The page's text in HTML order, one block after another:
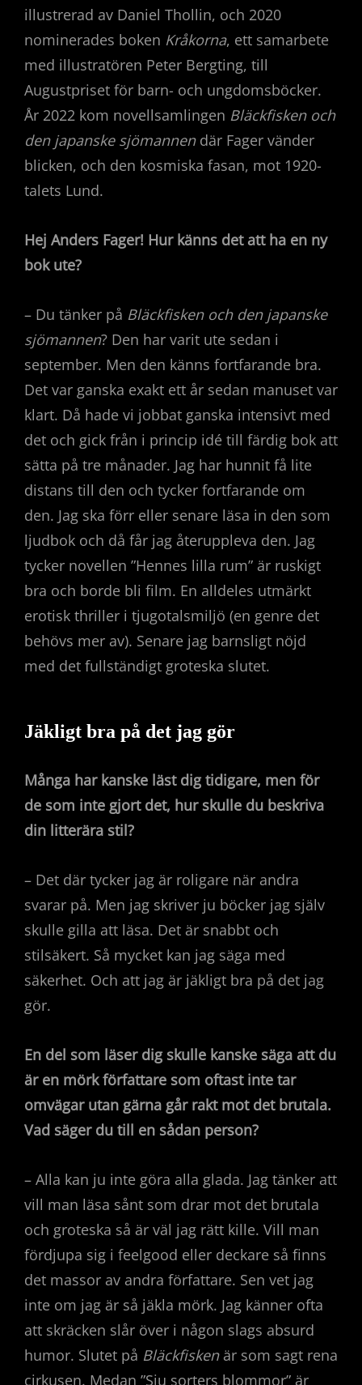
illustrerad av Daniel Thollin, och 2020
nominerades boken Kråkorna, ett samarbete
med illustratören Peter Bergting, till
Augustpriset för barn- och ungdomsböcker.
År 2022 kom novellsamlingen Bläckfisken och
den japanske sjömannendär Fager vänder
blicken, och den kosmiska fasan, mot 1920-
talets Lund.
Hej Anders Fager! Hur känns det att ha en ny
bok ute?
– Du tänker på Bläckfisken och den japanske
sjömannen? Den har varit ute sedan i
september. Men den känns fortfarande bra.
Det var ganska exakt ett år sedan manuset var
klart. Då hade vi jobbat ganska intensivt med
det och gick från i princip idé till färdig bok att
sätta på tre månader. Jag har hunnit få lite
distans till den och tycker fortfarande om
den. Jag ska förr eller senare läsa in den som
ljudbok och då får jag återuppleva den. Jag
tycker novellen ”Hennes lilla rum” är ruskigt
bra och borde bli film. En alldeles utmärkt
erotisk thriller i tjugotalsmiljö (en genre det
behövs mer av). Senare jag barnsligt nöjd
med det fullständigt groteska slutet.
Jäkligt bra på det jag gör
Många har kanske läst dig tidigare, men för
de som inte gjort det, hur skulle du beskriva
din litterära stil?
– Det där tycker jag är roligare när andra
svarar på. Men jag skriver ju böcker jag själv
skulle gilla att läsa. Det är snabbt och
stilsäkert. Så mycket kan jag säga med
säkerhet. Och att jag är jäkligt bra på det jag
gör.
En del som läser dig skulle kanske säga att du
är en mörk författare som oftast inte tar
omvägar utan gärna går rakt mot det brutala.
Vad säger du till en sådan person?
– Alla kan ju inte göra alla glada. Jag tänker att
vill man läsa sånt som drar mot det brutala
och groteska så är väl jag rätt kille. Vill man
fördjupa sig i feelgood eller deckare så finns
det massor av andra författare. Sen vet jag
inte om jag är så jäkla mörk. Jag känner ofta
att skräcken slår över i någon slags absurd
humor. Slutet på Bläckfiskenär som sagt rena
cirkusen. Medan ”Sju sorters blommor” är